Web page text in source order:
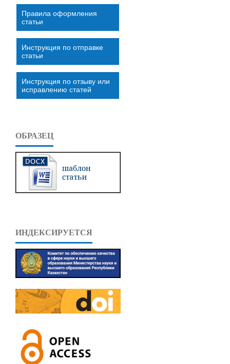
Правила оформления
статьи
Инструкция по отправке
статьи
Инструкция по отзыву или
исправлению статей
ОБРАЗЕЦ
ИНДЕКСИРУЕТСЯ